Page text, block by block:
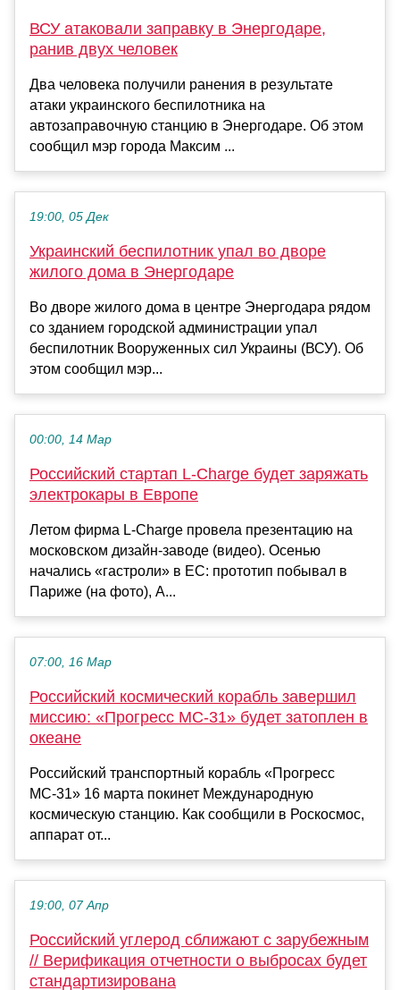
ВСУ атаковали заправку в Энергодаре,
ранив двух человек
Два человека получили ранения в результате
атаки украинского беспилотника на
автозаправочную станцию в Энергодаре. Об этом
сообщил мэр города Максим ...
19:00, 05 Дек
Украинский беспилотник упал во дворе
жилого дома в Энергодаре
Во дворе жилого дома в центре Энергодара рядом
со зданием городской администрации упал
беспилотник Вооруженных сил Украины (ВСУ). Об
этом сообщил мэр...
00:00, 14 Мар
Российский стартап L-Charge будет заряжать
электрокары в Европе
Летом фирма L-Charge провела презентацию на
московском дизайн-заводе (видео). Осенью
начались «гастроли» в ЕС: прототип побывал в
Париже (на фото), А...
07:00, 16 Мар
Российский космический корабль завершил
миссию: «Прогресс МС-31» будет затоплен в
океане
Российский транспортный корабль «Прогресс
МС-31» 16 марта покинет Международную
космическую станцию. Как сообщили в Роскосмос,
аппарат от...
19:00, 07 Апр
Российский углерод сближают с зарубежным
// Верификация отчетности о выбросах будет
стандартизирована